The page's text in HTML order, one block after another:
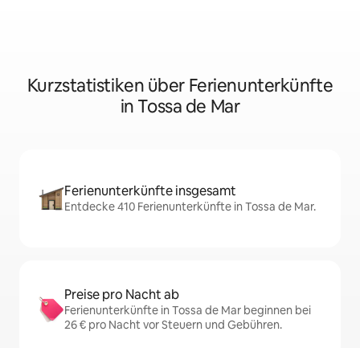
Kurzstatistiken über Ferienunterkünfte
in Tossa de Mar
Ferienunterkünfte insgesamt
Entdecke 410 Ferienunterkünfte in Tossa de Mar.
Preise pro Nacht ab
Ferienunterkünfte in Tossa de Mar beginnen bei
26 € pro Nacht vor Steuern und Gebühren.